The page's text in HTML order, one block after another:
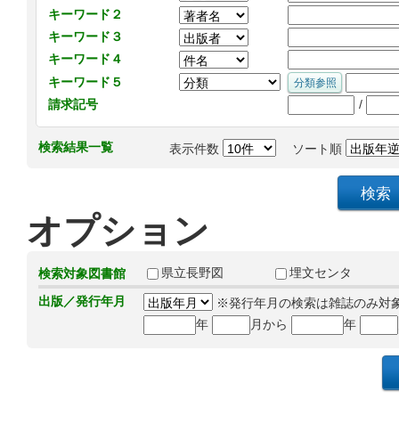
キーワード２
キーワード３
キーワード４
キーワード５
請求記号
/
検索結果一覧 表示件数 ソート順
オプション
検索対象図書館 県立長野図
埋文センタ
出版／発行年月
※発行年月の検索は雑誌のみ対
年
月から 年